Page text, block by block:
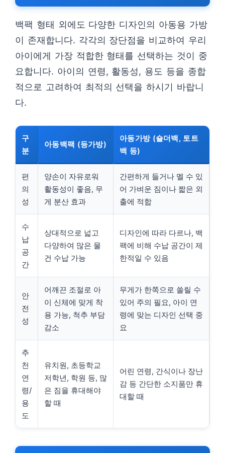
백팩 형태 외에도 다양한 디자인의 아동용 가방
이 존재합니다. 각각의 장단점을 비교하여 우리
아이에게 가장 적합한 형태를 선택하는 것이 중
요합니다. 아이의 연령, 활동성, 용도 등을 종합
적으로 고려하여 최적의 선택을 하시기 바랍니
다.
구
분
아동백팩 (등가방)
아동가방 (숄더백, 토트
백 등)
편
의
성
양손이 자유로워
활동성이 좋음, 무
게 분산 효과
간편하게 들거나 멜 수 있
어 가벼운 짐이나 짧은 외
출에 적합
수
납
공
간
상대적으로 넓고
다양하여 많은 물
건 수납 가능
디자인에 따라 다르나, 백
팩에 비해 수납 공간이 제
한적일 수 있음
안
전
성
어깨끈 조절로 아
이 신체에 맞게 착
용 가능, 척추 부담
감소
무게가 한쪽으로 쏠릴 수
있어 주의 필요, 아이 연
령에 맞는 디자인 선택 중
요
추
천
연
령/
용
도
유치원, 초등학교
저학년, 학원 등, 많
은 짐을 휴대해야
할 때
어린 연령, 간식이나 장난
감 등 간단한 소지품만 휴
대할 때